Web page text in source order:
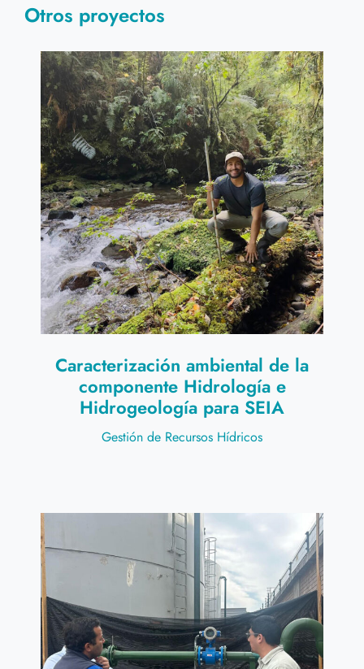
Otros proyectos
Caracterización ambiental de la
componente Hidrología e
Hidrogeología para SEIA
Gestión de Recursos Hídricos